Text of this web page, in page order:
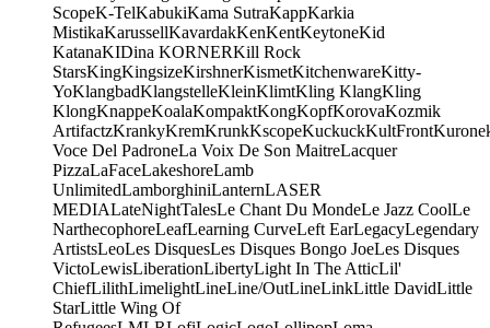
ScopeK-TelKabukiKama SutraKappKarkia
MistikaKarussellKavardakKenKentKeytoneKid
KatanaKIDina KORNERKill Rock
StarsKingKingsizeKirshnerKismetKitchenwareKitty-
YoKlangbadKlangstelleKleinKlimtKling KlangKling
KlongKnappeKoalaKompaktKongKopfKorovaKozmik
ArtifactzKrankyKremKrunkKscopeKuckuckKultFront
Voce Del PadroneLa Voix De Son MaitreLacquer
PizzaLaFaceLakeshoreLamb
UnlimitedLamborghiniLanternLASER
MEDIALateNightTalesLe Chant Du MondeLe Jazz CoolLe
NarthecophoreLeafLearning CurveLeft EarLegacyLegendary
ArtistsLeoLes DisquesLes Disques Bongo JoeLes Disques
VictoLewisLiberationLibertyLight In The AtticLil'
ChiefLilithLimelightLineLine/OutLineLinkLittle DavidLittle
StarLittle Wing Of